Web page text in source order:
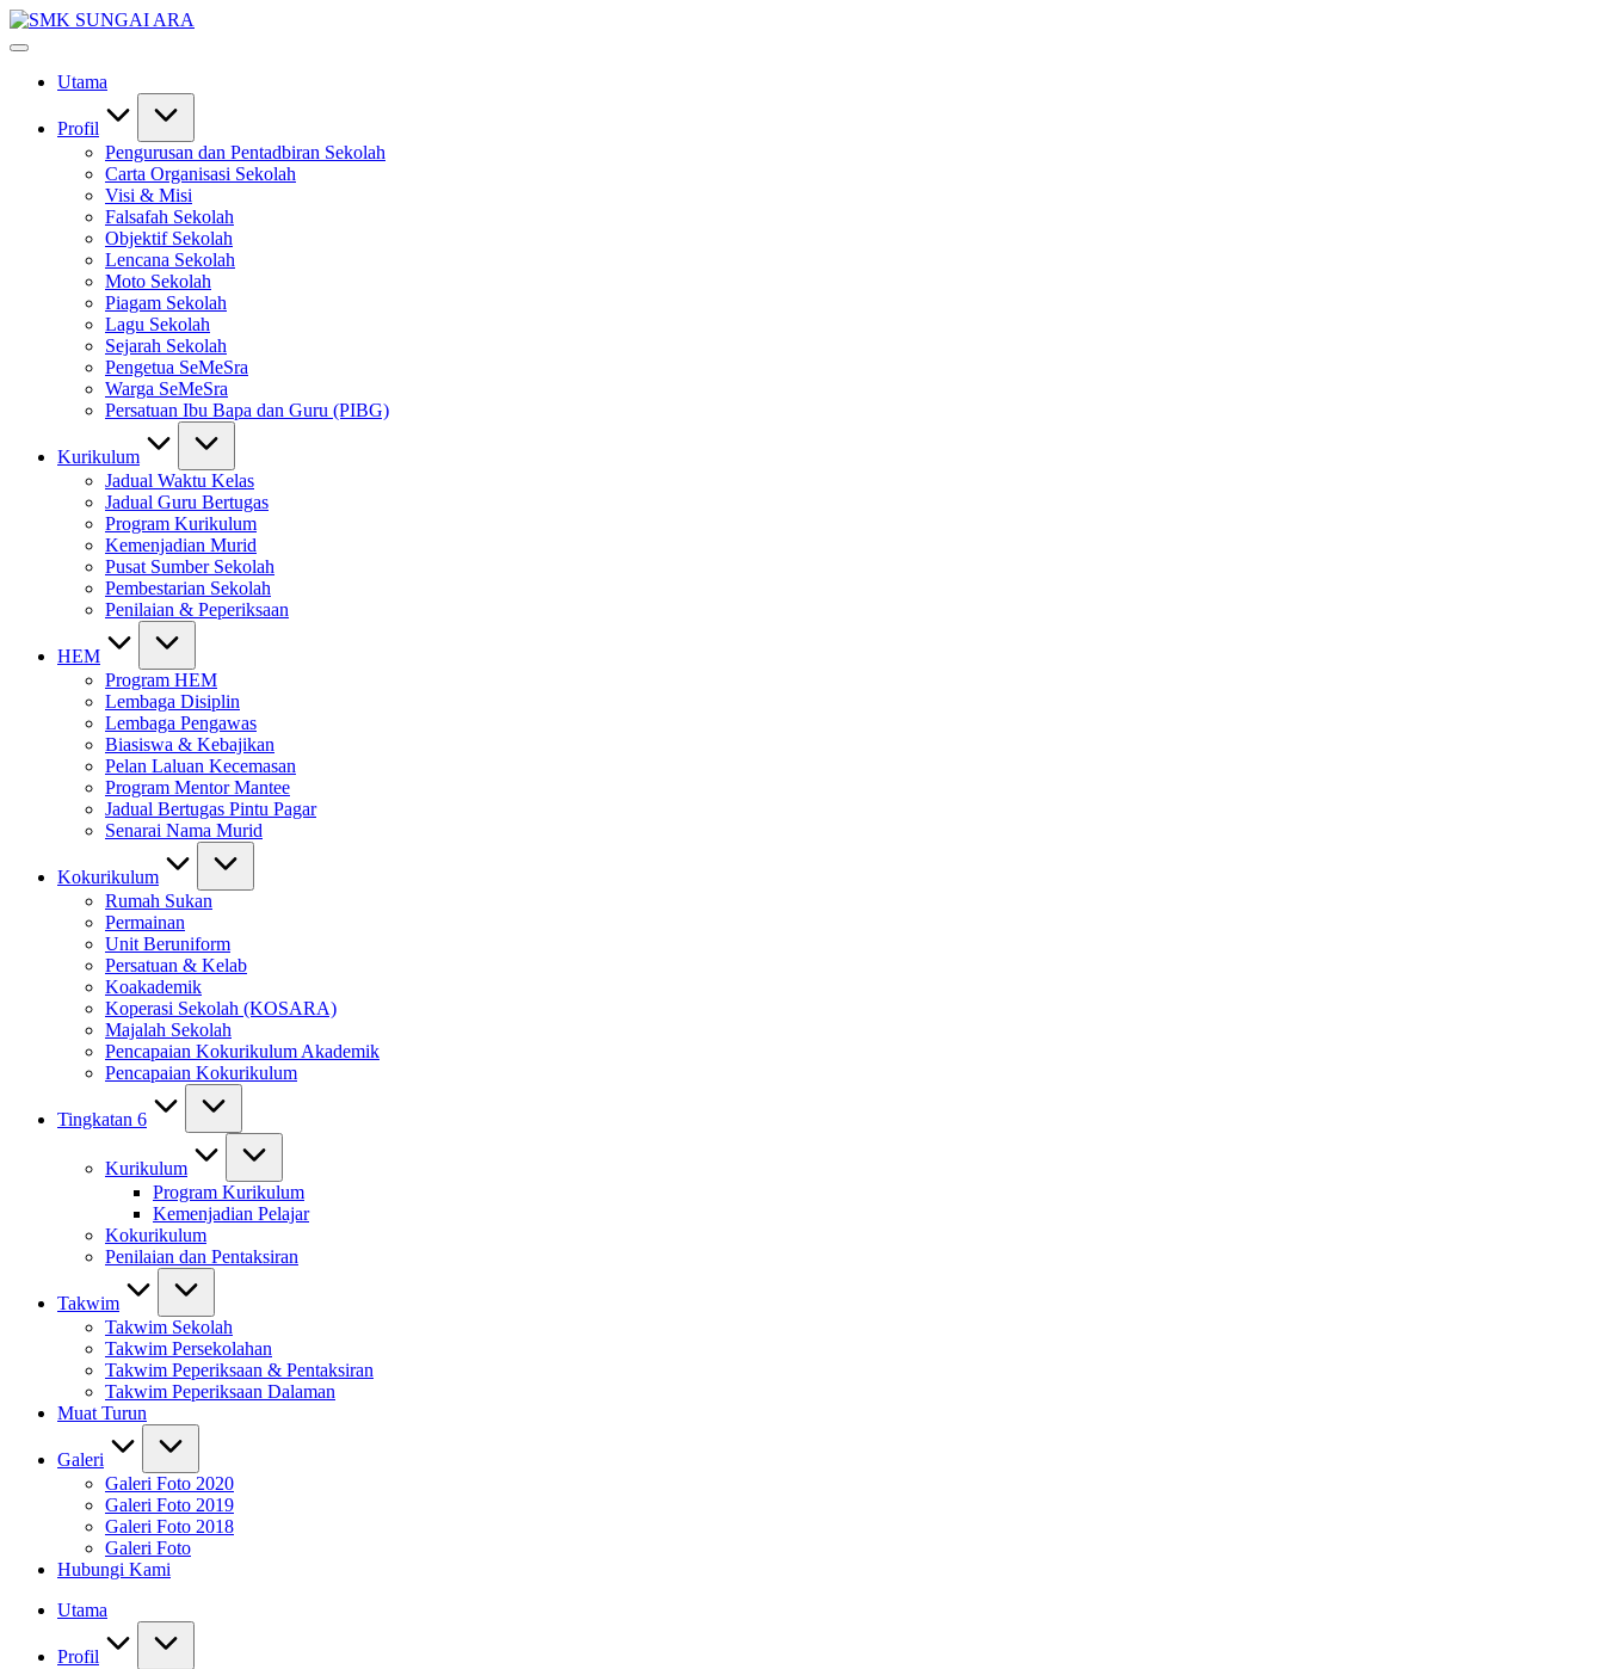
Skip
to
#KetekunanNadiKecemerlangan
#SeMeSradiHati
Utama
Profil
Pengurusan dan Pentadbiran Sekolah
Carta Organisasi Sekolah
Visi & Misi
Falsafah Sekolah
Objektif Sekolah
Lencana Sekolah
Moto Sekolah
Piagam Sekolah
Lagu Sekolah
Sejarah Sekolah
Pengetua SeMeSra
Warga SeMeSra
Persatuan Ibu Bapa dan Guru (PIBG)
Kurikulum
Jadual Waktu Kelas
Jadual Guru Bertugas
Program Kurikulum
Kemenjadian Murid
Pusat Sumber Sekolah
Pembestarian Sekolah
Penilaian & Peperiksaan
HEM
Program HEM
Lembaga Disiplin
Lembaga Pengawas
Biasiswa & Kebajikan
Pelan Laluan Kecemasan
Program Mentor Mantee
Jadual Bertugas Pintu Pagar
Senarai Nama Murid
Kokurikulum
Rumah Sukan
Permainan
Unit Beruniform
Persatuan & Kelab
Koakademik
Koperasi Sekolah (KOSARA)
Majalah Sekolah
Pencapaian Kokurikulum Akademik
Pencapaian Kokurikulum
Tingkatan 6
Kurikulum
Program Kurikulum
Kemenjadian Pelajar
Kokurikulum
Penilaian dan Pentaksiran
Takwim
Takwim Sekolah
Takwim Persekolahan
Takwim Peperiksaan & Pentaksiran
Takwim Peperiksaan Dalaman
Muat Turun
Galeri
Galeri Foto 2020
Galeri Foto 2019
Galeri Foto 2018
Galeri Foto
Hubungi Kami
Utama
Profil